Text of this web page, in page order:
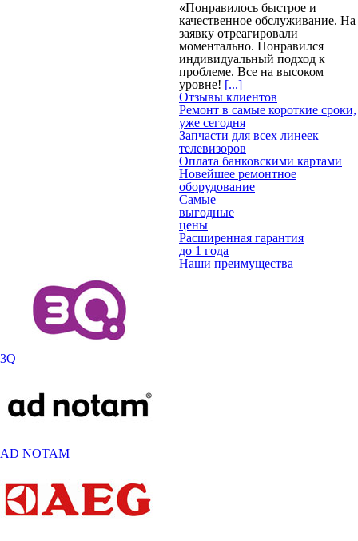
«Понравилось быстрое и
качественное обслуживание. На
заявку отреагировали
моментально. Понравился
индивидуальный подход к
проблеме. Все на высоком
уровне! [...]
Отзывы клиентов
Ремонт в самые короткие сроки,
уже сегодня
Запчасти для всех линеек
телевизоров
Оплата банковскими картами
Новейшее ремонтное
оборудование
Самые
выгодные
цены
Расширенная гарантия
до 1 года
Наши преимущества
3Q
AD NOTAM